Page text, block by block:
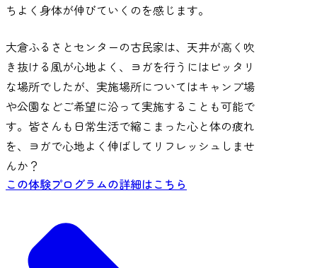
ちよく身体が伸びていくのを感じます。
大倉ふるさとセンターの古民家は、天井が高く吹
き抜ける風が心地よく、ヨガを行うにはピッタリ
な場所でしたが、実施場所についてはキャンプ場
や公園などご希望に沿って実施することも可能で
す。皆さんも日常生活で縮こまった心と体の疲れ
を、ヨガで心地よく伸ばしてリフレッシュしませ
んか？
この体験プログラムの詳細はこちら